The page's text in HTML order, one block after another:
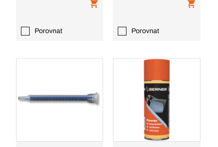
Porovnat Porovnat